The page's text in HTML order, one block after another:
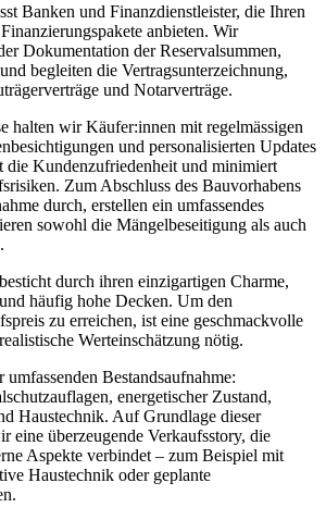
Banken und Finanzdienstleister, die Ihren
anbieten. Wir
Dokumentation der Reservalsummen,
begleiten die Vertragsunterzeichnung,
und Notarverträge.
halten wir Käufer:innen mit regelmässigen
und personalisierten Updates
die Kundenzufriedenheit und minimiert
Zum Abschluss des Bauvorhabens
durch, erstellen ein umfassendes
sowohl die Mängelbeseitigung als auch
durch ihren einzigartigen Charme,
häufig hohe Decken. Um den
zu erreichen, ist eine geschmackvolle
Werteinschätzung nötig.
Bestandsaufnahme:
energetischer Zustand,
Haustechnik. Auf Grundlage dieser
eine überzeugende Verkaufsstory, die
Aspekte verbindet – zum Beispiel mit
Haustechnik oder geplante